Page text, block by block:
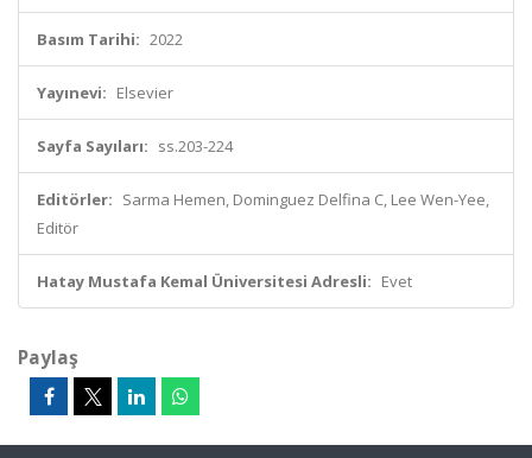
Basım Tarihi: 2022
Yayınevi: Elsevier
Sayfa Sayıları: ss.203-224
Editörler: Sarma Hemen, Dominguez Delfina C, Lee Wen-Yee,
Editör
Hatay Mustafa Kemal Üniversitesi Adresli: Evet
Paylaş